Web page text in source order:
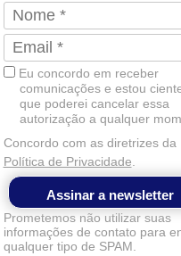
Eu concordo em receber
comunicações e estou
que poderei cancelar essa
autorização a qualquer
Concordo com as diretrizes da
Política de Privacidade
Assinar a newsletter
Prometemos não utilizar suas
informações de contato para
qualquer tipo de SPAM.